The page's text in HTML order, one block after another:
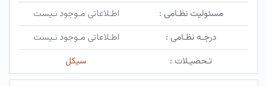
مسئولیت نظـامی :
اطـلاعاتی مـوجود نـیست
درجـه نظـامی :
اطـلاعاتی مـوجود نـیست
تـحصیـلات :
سیکل